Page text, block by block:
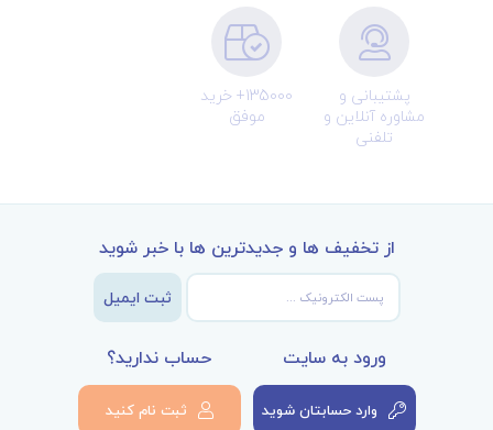
پشتیبانی و
مشاوره آنلاین و
تلفنی
135000+ خرید
موفق
از تخفیف ها و جدیدترین ها با خبر شوید
ثبت ایمیل
ورود به سایت
وارد حسابتان شوید
حساب ندارید؟
ثبت نام کنید